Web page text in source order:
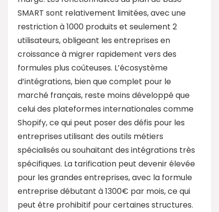
SMART sont relativement limitées, avec une
restriction à 1000 produits et seulement 2
utilisateurs, obligeant les entreprises en
croissance à migrer rapidement vers des
formules plus coûteuses. L’écosystème
d’intégrations, bien que complet pour le
marché français, reste moins développé que
celui des plateformes internationales comme
Shopify, ce qui peut poser des défis pour les
entreprises utilisant des outils métiers
spécialisés ou souhaitant des intégrations très
spécifiques. La tarification peut devenir élevée
pour les grandes entreprises, avec la formule
entreprise débutant à 1300€ par mois, ce qui
peut être prohibitif pour certaines structures.